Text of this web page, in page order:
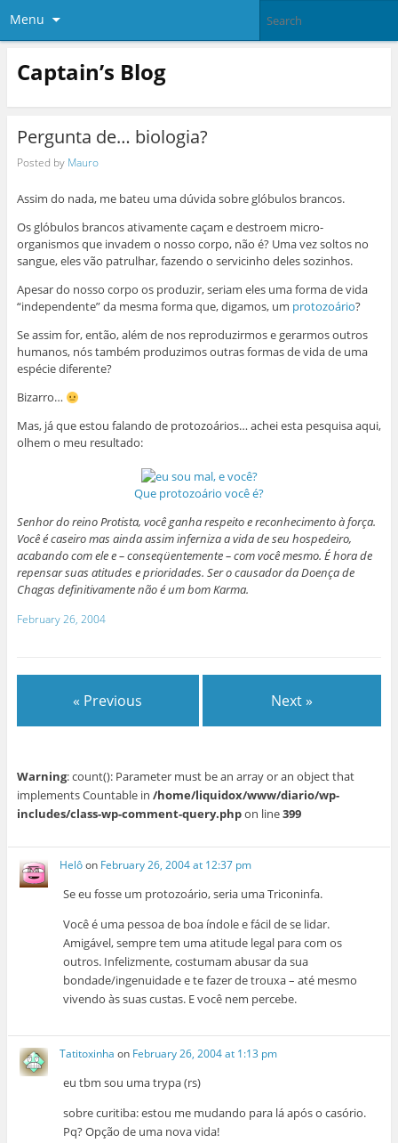
Menu
Captain’s Blog
Pergunta de… biologia?
Posted by Mauro
Assim do nada, me bateu uma dúvida sobre glóbulos brancos.
Os glóbulos brancos ativamente caçam e destroem micro-
organismos que invadem o nosso corpo, não é? Uma vez soltos no
sangue, eles vão patrulhar, fazendo o servicinho deles sozinhos.
Apesar do nosso corpo os produzir, seriam eles uma forma de vida
“independente” da mesma forma que, digamos, um protozoário?
Se assim for, então, além de nos reproduzirmos e gerarmos outros
humanos, nós também produzimos outras formas de vida de uma
espécie diferente?
Bizarro…
Mas, já que estou falando de protozoários… achei esta pesquisa aqui,
olhem o meu resultado:
Que protozoário você é?
Senhor do reino Protista, você ganha respeito e reconhecimento à força.
Você é caseiro mas ainda assim inferniza a vida de seu hospedeiro,
acabando com ele e – conseqüentemente – com você mesmo. É hora de
repensar suas atitudes e prioridades. Ser o causador da Doença de
Chagas definitivamente não é um bom Karma.
February 26, 2004
« Previous Next »
Warning: count(): Parameter must be an array or an object that
implements Countable in /home/liquidox/www/diario/wp-
includes/class-wp-comment-query.phpon line399
Helôon February 26, 2004 at 12:37 pm
Se eu fosse um protozoário, seria uma Triconinfa.
Você é uma pessoa de boa índole e fácil de se lidar.
Amigável, sempre tem uma atitude legal para com os
outros. Infelizmente, costumam abusar da sua
bondade/ingenuidade e te fazer de trouxa – até mesmo
vivendo às suas custas. E você nem percebe.
Tatitoxinha on February 26, 2004 at 1:13 pm
eu tbm sou uma trypa (rs)
sobre curitiba: estou me mudando para lá após o casório.
Pq? Opção de uma nova vida!